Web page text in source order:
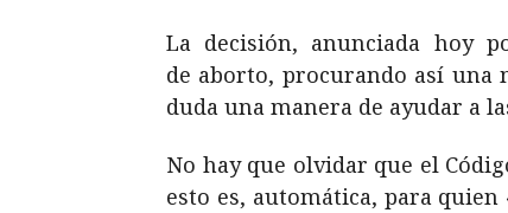
La decisión, anunciada hoy
de aborto, procurando así una
duda una manera de ayudar a
No hay que olvidar que el
esto es, automática, para